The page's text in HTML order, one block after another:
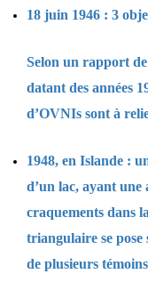
18 juin 1946 : 3
Selon un rapport de
datant des années
d’OVNIs sont à
1948, en Islande :
d’un lac, ayant une
craquements dans
triangulaire se
de plusieurs